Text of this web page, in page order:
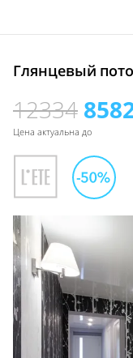
Глянцевый
12334
Цена актуальна до